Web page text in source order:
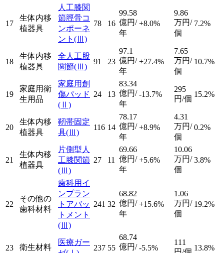
17
生体内移
植器具
人工膝関
節脛骨コ
ンポーネ
ント (Ⅲ)
78 16
99.58
億円/
年
+8.0%
9.86
万円/
個
7.2%
18
生体内移
植器具
全人工股
関節(Ⅲ)
91 23
97.1
億円/
年
+27.4%
7.65
万円/
個
10.7%
19
家庭用衛
生用品
家庭用創
傷パッド
(Ⅱ)
24 13
83.34
億円/
年
-13.7%
295
円/個
15.2%
20
生体内移
植器具
靭帯固定
具(Ⅲ)
116 14
78.17
億円/
年
+8.9%
4.31
万円/
個
0.2%
21
生体内移
植器具
片側型人
工膝関節
(Ⅲ)
27 11
69.66
億円/
年
+5.6%
10.06
万円/
個
3.8%
22
その他の
歯科材料
歯科用イ
ンプラン
トアバッ
トメント
(Ⅲ)
241 32
68.82
億円/
年
+15.6%
1.06
万円/
個
19.2%
23 衛生材料
医療ガー
237 55
68.74
億円/ -5.5%
111
13.8%